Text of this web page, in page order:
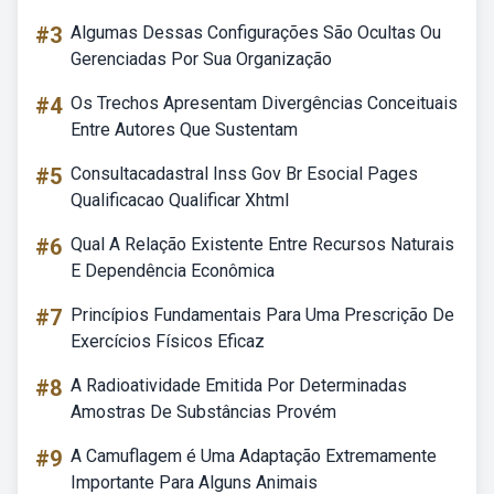
#3 Algumas Dessas Configurações São Ocultas Ou
Gerenciadas Por Sua Organização
#4 Os Trechos Apresentam Divergências Conceituais
Entre Autores Que Sustentam
#5 Consultacadastral Inss Gov Br Esocial Pages
Qualificacao Qualificar Xhtml
#6 Qual A Relação Existente Entre Recursos Naturais
E Dependência Econômica
#7 Princípios Fundamentais Para Uma Prescrição De
Exercícios Físicos Eficaz
#8 A Radioatividade Emitida Por Determinadas
Amostras De Substâncias Provém
#9 A Camuflagem é Uma Adaptação Extremamente
Importante Para Alguns Animais